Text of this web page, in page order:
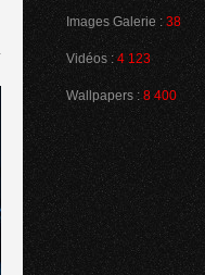
Images Galerie : 38
Vidéos : 4 123
Wallpapers :8 400